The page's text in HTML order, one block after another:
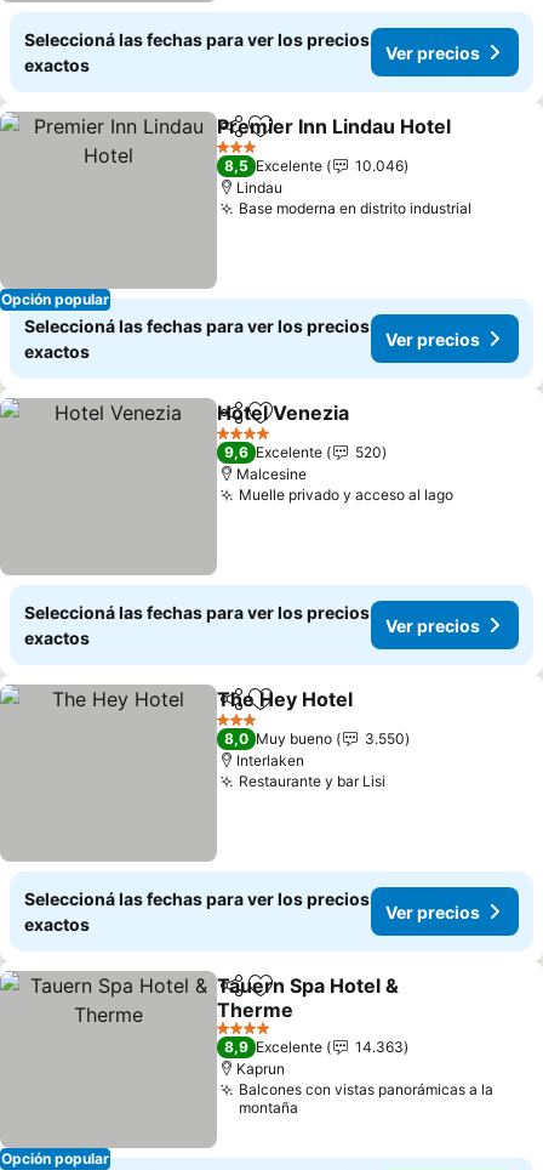
Seleccioná las fechas para ver los precios
exactos
Ver precios
Opción popular
CompartirAñadir a favoritos
Premier Inn Lindau Hotel
3 Estrellas
8,5 Excelente
10.046
Lindau
Base moderna en distrito industrial
Seleccioná las fechas para ver los precios
exactos
Ver precios
CompartirAñadir a favoritos
Hotel Venezia
4 Estrellas
9,6 Excelente
520
Malcesine
Muelle privado y acceso al lago
Seleccioná las fechas para ver los precios
exactos
Ver precios
CompartirAñadir a favoritos
The Hey Hotel
3 Estrellas
8,0 Muy bueno
3.550
Interlaken
Restaurante y bar Lisi
Seleccioná las fechas para ver los precios
exactos
Ver precios
Opción popular
Compartir
Añadir a favoritos
Tauern Spa Hotel &
Therme
4 Estrellas
8,9 Excelente
14.363
Kaprun
Balcones con vistas panorámicas a la
montaña